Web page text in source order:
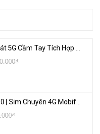
16, sức mạnh tính toán
cải thiện tốc độ toàn diện,
ZTE U60 Pro | Bộ Phát 5G Cầm Tay Tích Hợp Công Nghệ WiFi 7, Pin 10000mAh